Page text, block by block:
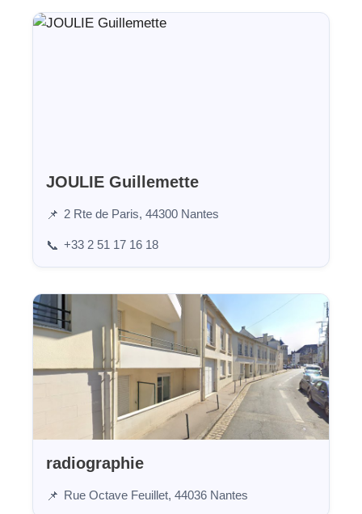
JOULIE Guillemette
📌 2 Rte de Paris, 44300 Nantes
📞 +33 2 51 17 16 18
radiographie
📌 Rue Octave Feuillet, 44036 Nantes